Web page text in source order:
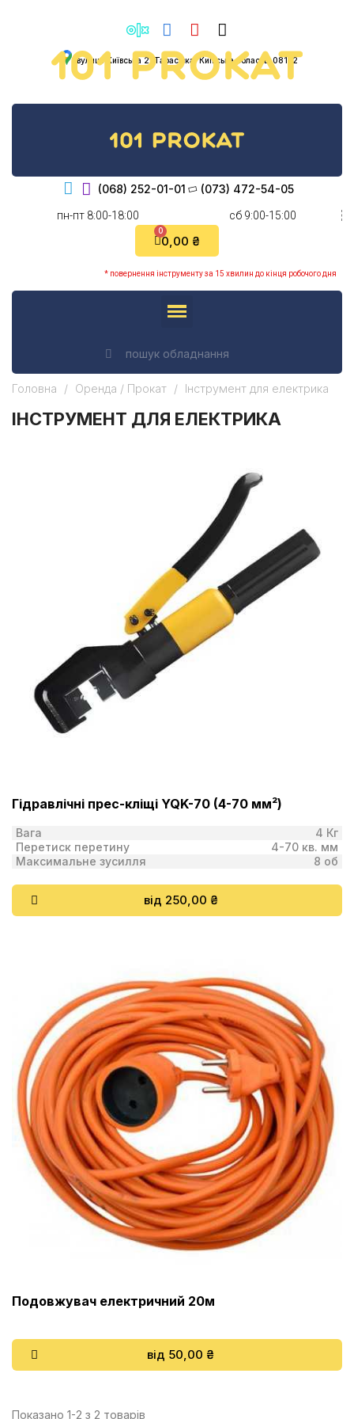
вулиця Київська 2, Тарасівка, Київська область, 08132
(068) 252-01-01 (073) 472-54-05
пн-пт 8:00-18:00 cб 9:00-15:00
0,00 ₴
* повернення інструменту за 15 хвилин до кінця робочого дня
Головна Оренда / Прокат Інструмент для електрика
ІНСТРУМЕНТ ДЛЯ ЕЛЕКТРИКА
Гідравлічні прес-кліщі YQK-70 (4-70 мм²)
Вага
4 Кг
Перетиск перетину
4-70 кв. мм
Максимальне зусилля
8 об
від 250,00 ₴
Подовжувач електричний 20м
від 50,00 ₴
Показано 1-2 з 2 товарів